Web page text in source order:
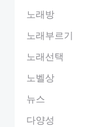
노래방
노래부르기
노래선택
노벨상
뉴스
다양성